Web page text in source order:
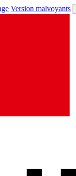
Version malvoyants